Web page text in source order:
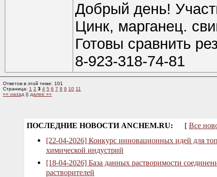
Добрый день!
Цинк, марганец.
Готовы сравнить
8-923-318-74-81
Ответов в этой теме: 101
Страница: 1 2 3 4 5 6 7 8 9 10 11
«« назад || далее »»
ПОСЛЕДНИЕ НОВОСТИ ANCHEM.RU: [ Все
[22-04-2026] Конкурс инновационных идей для
химической индустрий
[18-04-2026] База данных растворимости
растворителей